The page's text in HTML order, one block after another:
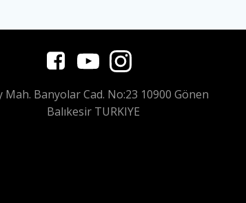
Mah. Banyolar Cad. No:23 10900 Gönen
Balıkesir TURKIYE